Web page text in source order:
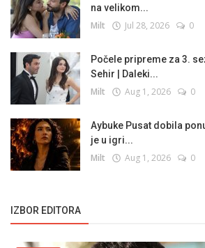
na velikom...
Milt Jul 28, 2026 0
Počele pripreme za 3.
Sehir | Daleki...
Milt Aug 1, 2026 0
Aybuke Pusat dobila
je u igri...
Milt Aug 1, 2026 0
IZBOR EDITORA